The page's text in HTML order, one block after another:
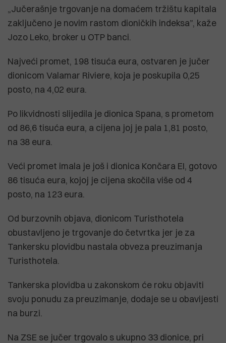
„Jučerašnje trgovanje na domaćem tržištu kapitala
zaključeno je novim rastom dioničkih indeksa”, kaže
Jozo Leko, broker u OTP banci.
Najveći promet, 198 tisuća eura, ostvaren je jučer
dionicom Valamar Riviere, koja je poskupila 0,25
posto, na 4,02 eura.
Po likvidnosti slijedila je dionica Spana, s prometom
od 86,6 tisuća eura, a cijena joj je pala 1,81 posto,
na 38 eura.
Veći promet imala je još i dionica Končara EI, gotovo
86 tisuća eura, kojoj je cijena skočila više od 4
posto, na 123 eura.
Od burzovnih objava, dionicom Turisthotela
obustavljeno je trgovanje do četvrtka jer je za
Tankersku plovidbu nastala obveza preuzimanja
Turisthotela.
Tankerska plovidba u zakonskom će roku objaviti
svoju ponudu za preuzimanje, dodaje se u obavijesti
na burzi.
Na ZSE se jučer trgovalo s ukupno 33 dionice, pri